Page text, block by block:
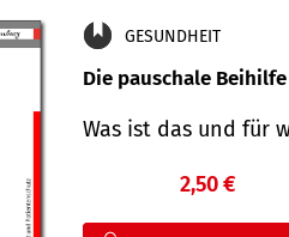
GESUNDHEIT
Die pauschale Beihilfe
Was ist das und für
2,50 €